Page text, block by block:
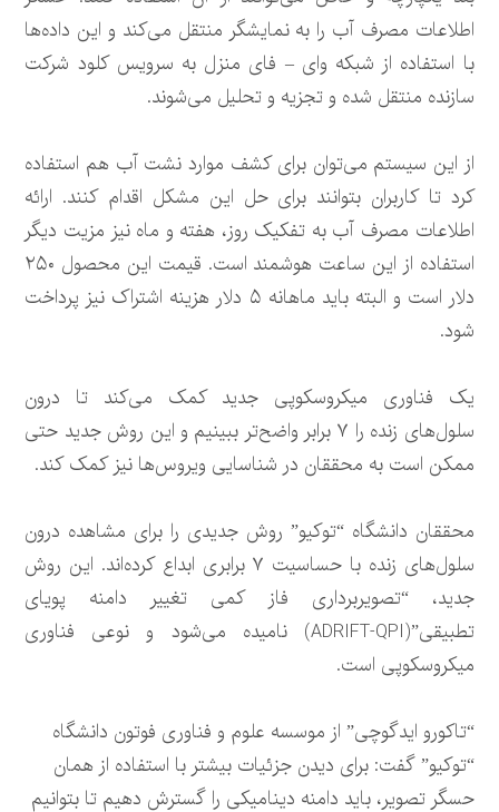
اطلاعات مصرف آب را به نمایشگر منتقل می‌کند و این داده‌ها
با استفاده از شبکه وای – فای منزل به سرویس کلود شرکت
سازنده منتقل شده و تجزیه و تحلیل می‌شوند.
از این سیستم می‌توان برای کشف موارد نشت آب هم استفاده
کرد تا کاربران بتوانند برای حل این مشکل اقدام کنند. ارائه
اطلاعات مصرف آب به تفکیک روز، هفته و ماه نیز مزیت دیگر
استفاده از این ساعت هوشمند است. قیمت این محصول ۲۵۰
دلار است و البته باید ماهانه ۵ دلار هزینه اشتراک نیز پرداخت
شود.
یک فناوری میکروسکوپی جدید کمک می‌کند تا درون
سلول‌های زنده را ۷ برابر واضح‌تر ببینیم و این روش جدید حتی
ممکن است به محققان در شناسایی ویروس‌ها نیز کمک کند.
محققان دانشگاه “توکیو” روش جدیدی را برای مشاهده درون
سلول‌های زنده با حساسیت ۷ برابری ابداع کرده‌اند. این روش
جدید، “تصویربرداری فاز کمی تغییر دامنه پویای
تطبیقی”(ADRIFT-QPI) نامیده می‌شود و نوعی فناوری
میکروسکوپی است.
“تاکورو ایدگوچی” از موسسه علوم و فناوری فوتون دانشگاه
“توکیو” گفت: برای دیدن جزئیات بیشتر با استفاده از همان
حسگر تصویر، باید دامنه دینامیکی را گسترش دهیم تا بتوانیم